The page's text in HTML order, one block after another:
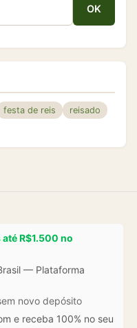
OK
festa de reis
reisado
R$1.500 no
— Plataforma
novo depósito
e receba 100% no seu